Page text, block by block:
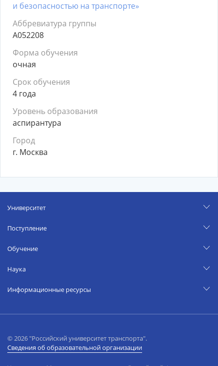
и безопасностью на транспорте»
Аббревиатура группы
А052208
Форма обучения
очная
Срок обучения
4 года
Уровень образования
аспирантура
Город
г. Москва
Университет
Поступление
Обучение
Наука
Информационные ресурсы
© 2026 "Российский университет транспорта".
Сведения об образовательной организации